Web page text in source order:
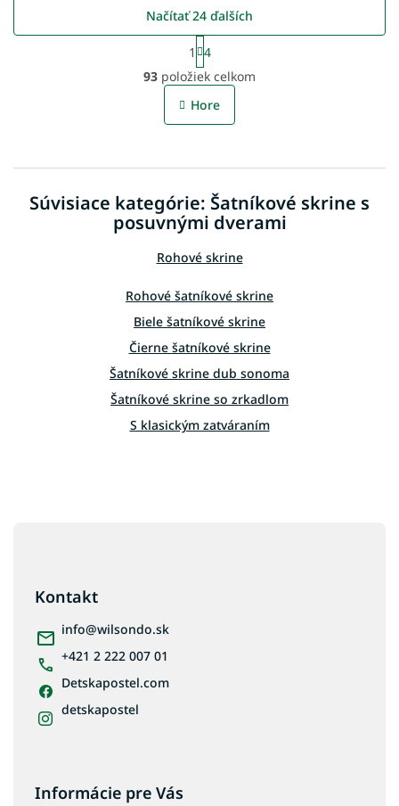
O
v
l
á
c
e
p
r
v
k
y
v
ý
p
i
s
Načítať 24 ďalších
S
t
r
á
n
a
e
1
4
93 položiek celkom
Hore
Súvisiace kategórie: Šatníkové skrine s
posuvnými dverami
Rohové skrine
Rohové šatníkové skrine
Biele šatníkové skrine
Čierne šatníkové skrine
Šatníkové skrine dub sonoma
Šatníkové skrine so zrkadlom
S klasickým zatváraním
Kontakt
info@wilsondo.sk
+421 2 222 007 01
Detskapostel.com
detskapostel
Informácie pre Vás